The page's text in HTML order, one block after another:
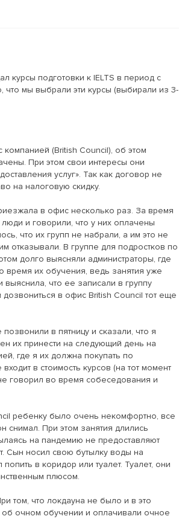
курсы подготовки к IELTS в период с
мы выбрали эти курсы (выбирали из 3-
(British Council), об этом
При этом свои интересы они
услуг». Так как договор не
на налоговую скидку.
в офис несколько раз. За время
и говорили, что у них оплачены
что их групп не набрали, а им это не
отказывали. В группе для подростков по
долго выясняли администраторы, где
время их обучения, ведь занятия уже
что ее записали в группу
в офис British Council тот еще
в пятницу и сказали, что я
их принести на следующий день на
где я их должна покупать по
в стоимость курсов (на тот момент
говорил во время собеседования и
ребенку было очень некомфортно, все
снимал. При этом занятия длились
на пандемию не предоставляют
Сын носил свою бутылку воды на
в коридор или туалет. Туалет, они
плюсом.
том, что локдауна не было и в это
очном обучении и оплачивали очное